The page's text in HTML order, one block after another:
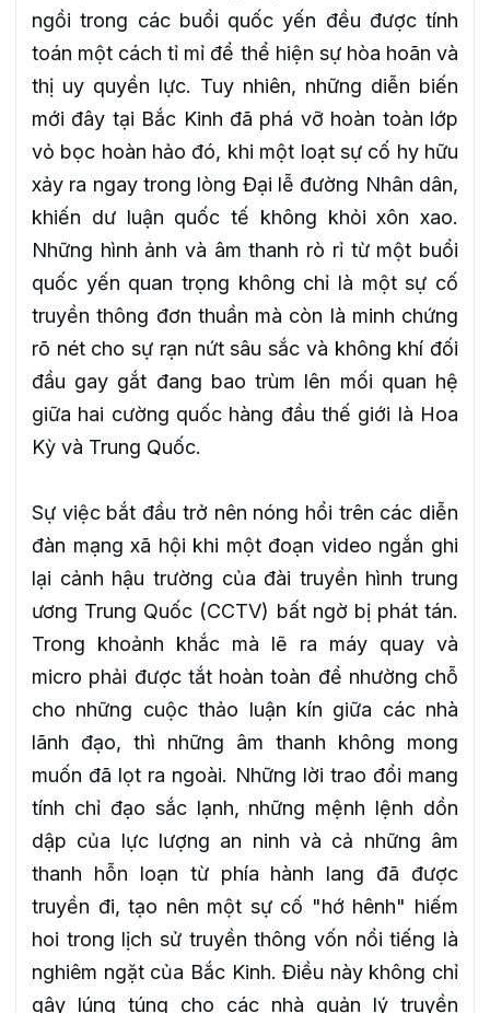
ngồi trong các buổi quốc yến đều được tính
toán một cách tỉ mỉ để thể hiện sự hòa hoãn và
thị uy quyền lực. Tuy nhiên, những diễn biến
mới đây tại Bắc Kinh đã phá vỡ hoàn toàn lớp
vỏ bọc hoàn hảo đó, khi một loạt sự cố hy hữu
xảy ra ngay trong lòng Đại lễ đường Nhân dân,
khiến dư luận quốc tế không khỏi xôn xao.
Những hình ảnh và âm thanh rò rỉ từ một buổi
quốc yến quan trọng không chỉ là một sự cố
truyền thông đơn thuần mà còn là minh chứng
rõ nét cho sự rạn nứt sâu sắc và không khí đối
đầu gay gắt đang bao trùm lên mối quan hệ
giữa hai cường quốc hàng đầu thế giới là Hoa
Kỳ và Trung Quốc.
Sự việc bắt đầu trở nên nóng hổi trên các diễn
đàn mạng xã hội khi một đoạn video ngắn ghi
lại cảnh hậu trường của đài truyền hình trung
ương Trung Quốc (CCTV) bất ngờ bị phát tán.
Trong khoảnh khắc mà lẽ ra máy quay và
micro phải được tắt hoàn toàn để nhường chỗ
cho những cuộc thảo luận kín giữa các nhà
lãnh đạo, thì những âm thanh không mong
muốn đã lọt ra ngoài. Những lời trao đổi mang
tính chỉ đạo sắc lạnh, những mệnh lệnh dồn
dập của lực lượng an ninh và cả những âm
thanh hỗn loạn từ phía hành lang đã được
truyền đi, tạo nên một sự cố "hớ hênh" hiếm
hoi trong lịch sử truyền thông vốn nổi tiếng là
nghiêm ngặt của Bắc Kinh. Điều này không chỉ
gây lúng túng cho các nhà quản lý truyền